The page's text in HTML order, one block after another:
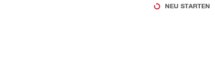
NEU STARTEN